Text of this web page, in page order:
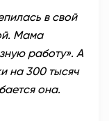
в свой
Мама
работу». А
на 300 тысяч
она.